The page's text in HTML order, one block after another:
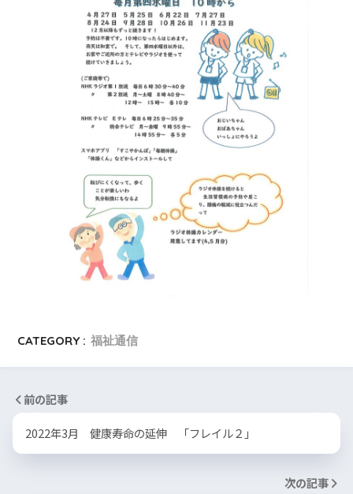
CATEGORY : 福祉通信
前の記事
2022年3月 健康寿命の延伸 「フレイル２」
次の記事